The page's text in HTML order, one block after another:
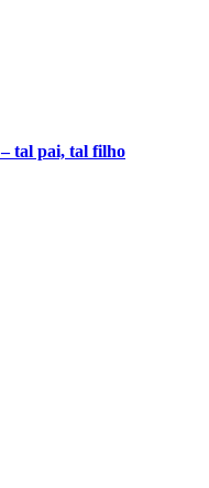
tal pai, tal filho